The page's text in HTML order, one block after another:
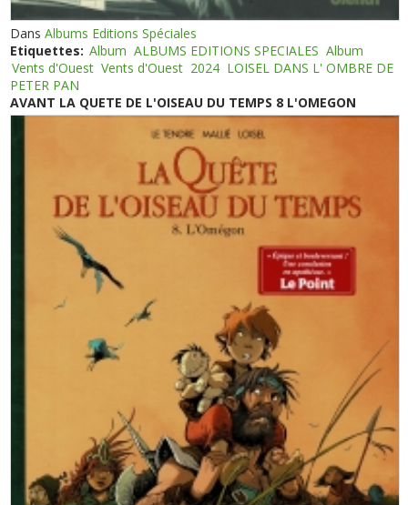
DansAlbums Editions Spéciales
Etiquettes: Album ALBUMS EDITIONS SPECIALES Album
Vents d'Ouest Vents d'Ouest 2024 LOISEL DANS L' OMBRE DE
PETER PAN
AVANT LA QUETE DE L'OISEAU DU TEMPS 8 L'OMEGON